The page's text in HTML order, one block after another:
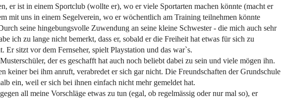
er ist in einem Sportclub (wollte er), wo er viele Sportarten machen könnte (macht er
mit uns in einem Segelverein, wo er wöchentlich am Training teilnehmen könnte
seine hingebungsvolle Zuwendung an seine kleine Schwester - die mich auch sehr
ich zu lange nicht bemerkt, dass er, sobald er die Freiheit hat etwas für sich zu
Er sitzt vor dem Fernseher, spielt Playstation und das war`s.
der es geschafft hat auch noch beliebt dabei zu sein und viele mögen ihn.
keiner bei ihm anruft, verabredet er sich gar nicht. Die Freundschaften der Grundschule
ein, weil er sich bei ihnen einfach nicht mehr gemeldet hat.
all meine Vorschläge etwas zu tun (egal, ob regelmässig oder nur mal so), er